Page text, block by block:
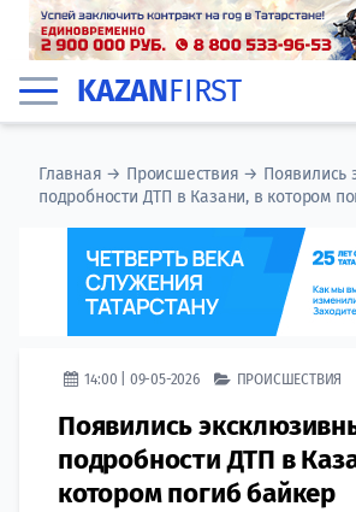
KAZANFIRST
Главная → Происшествия → Появились
подробности ДТП в Казани, в котором
14:00 | 09-05-2026 ПРОИСШЕСТВИЯ
Появились
подробности ДТП в
котором погиб байкер